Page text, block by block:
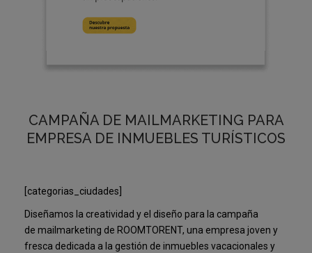
CAMPAÑA DE MAILMARKETING PARA
EMPRESA DE INMUEBLES TURÍSTICOS
[categorias_ciudades]
Diseñamos la creatividad y el diseño para la campaña
de mailmarketing de ROOMTORENT, una empresa joven y
fresca dedicada a la gestión de inmuebles vacacionales y